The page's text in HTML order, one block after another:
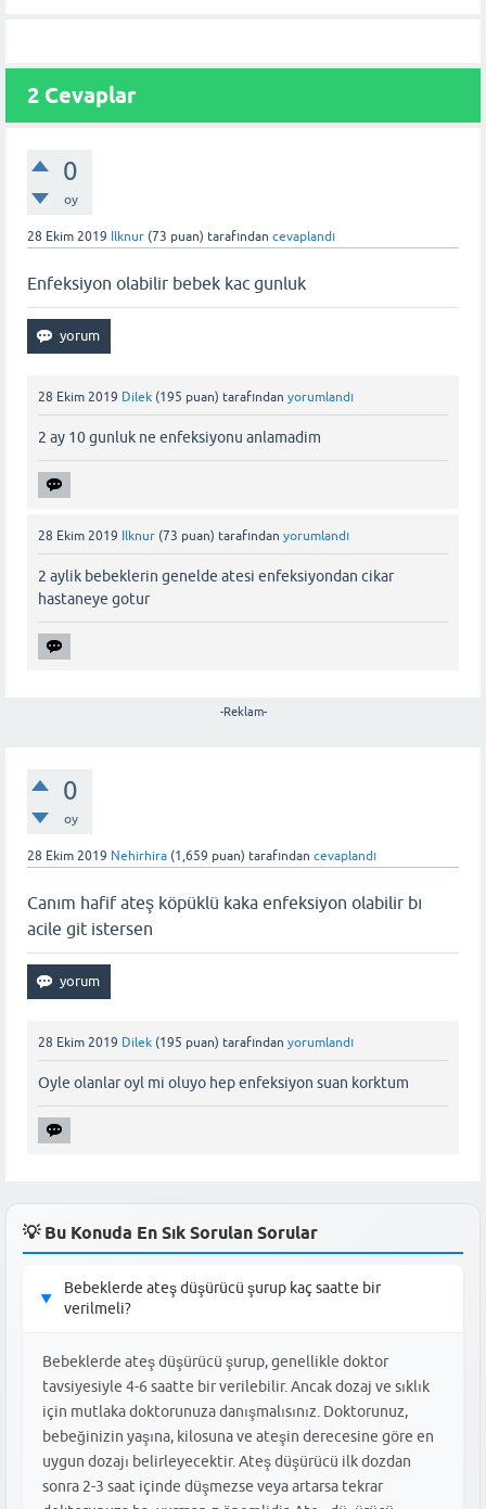
2 Cevaplar
0
oy
28 Ekim 2019 Ilknur (73 puan) tarafından cevaplandı
Enfeksiyon olabilir bebek kac gunluk
28 Ekim 2019 Dilek (195 puan) tarafından yorumlandı
2 ay 10 gunluk ne enfeksiyonu anlamadim
28 Ekim 2019 Ilknur (73 puan) tarafından yorumlandı
2 aylik bebeklerin genelde atesi enfeksiyondan cikar
hastaneye gotur
-Reklam-
0
oy
28 Ekim 2019 Nehirhira (1,659 puan) tarafından cevaplandı
Canım hafif ateş köpüklü kaka enfeksiyon olabilir bı
acile git istersen
28 Ekim 2019 Dilek (195 puan) tarafından yorumlandı
Oyle olanlar oyl mi oluyo hep enfeksiyon suan korktum
💡 Bu Konuda En Sık Sorulan Sorular
▶
Bebeklerde ateş düşürücü şurup kaç saatte bir
verilmeli?
Bebeklerde ateş düşürücü şurup, genellikle doktor
tavsiyesiyle 4-6 saatte bir verilebilir. Ancak dozaj ve sıklık
için mutlaka doktorunuza danışmalısınız. Doktorunuz,
bebeğinizin yaşına, kilosuna ve ateşin derecesine göre en
uygun dozajı belirleyecektir. Ateş düşürücü ilk dozdan
sonra 2-3 saat içinde düşmezse veya artarsa tekrar